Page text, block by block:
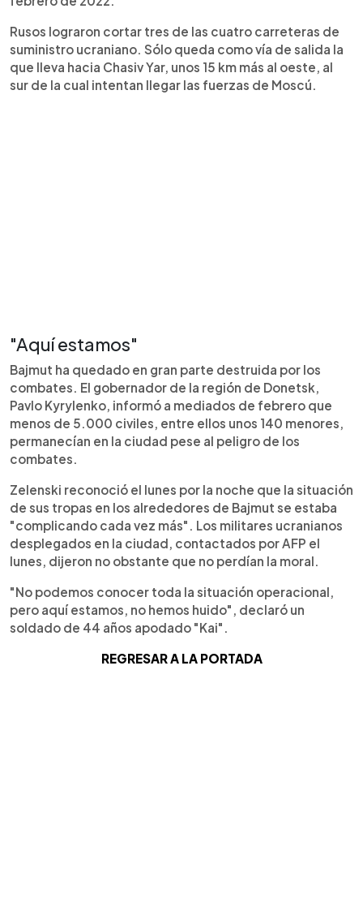
Rusos lograron cortar tres de las cuatro carreteras de
suministro ucraniano. Sólo queda como vía de salida la
que lleva hacia Chasiv Yar, unos 15 km más al oeste, al
sur de la cual intentan llegar las fuerzas de Moscú.
"Aquí estamos"
Bajmut ha quedado en gran parte destruida por los
combates. El gobernador de la región de Donetsk,
Pavlo Kyrylenko, informó a mediados de febrero que
menos de 5.000 civiles, entre ellos unos 140 menores,
permanecían en la ciudad pese al peligro de los
combates.
Zelenski reconoció el lunes por la noche que la situación
de sus tropas en los alrededores de Bajmut se estaba
"complicando cada vez más". Los militares ucranianos
desplegados en la ciudad, contactados por AFP el
lunes, dijeron no obstante que no perdían la moral.
"No podemos conocer toda la situación operacional,
pero aquí estamos, no hemos huido", declaró un
soldado de 44 años apodado "Kai".
REGRESAR A LA PORTADA